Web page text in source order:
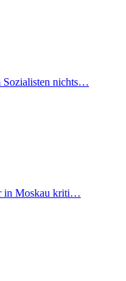
Sozialisten nichts…
in Moskau kriti…